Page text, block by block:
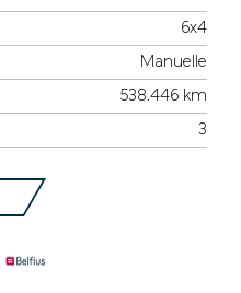
6x4
Manuelle
538.446 km
3